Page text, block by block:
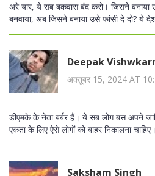
अरे यार, ये सब बकवास बंद करो। जिसने बनाया
बनवाया, अब जिसने बनाया उसे फांसी दे दो? ये देश
Deepak
अक्तूबर 15, 2024 AT
डीएमके के नेता बर्बर हैं। ये सब लोग बस अपने
एकता के लिए ऐसे लोगों को बाहर निकालना चाहिए।
Saksham Singh